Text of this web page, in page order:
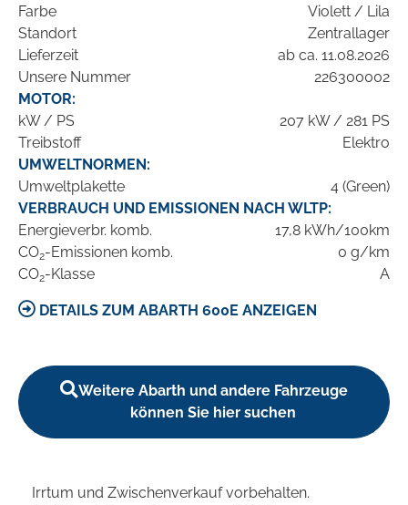
Farbe
Violett / Lila
Standort
Zentrallager
Lieferzeit
ab ca. 11.08.2026
Unsere Nummer
226300002
MOTOR:
kW / PS
207 kW / 281 PS
Treibstoff
Elektro
UMWELTNORMEN:
Umweltplakette
4 (Green)
VERBRAUCH UND EMISSIONEN NACH WLTP:
Energieverbr. komb.
17,8 kWh/100km
CO2-Emissionen komb.
0 g/km
CO2-Klasse A
DETAILS ZUM ABARTH 600E ANZEIGEN
Weitere Abarth und andere Fahrzeuge
können Sie hier suchen
Irrtum und Zwischenverkauf vorbehalten.